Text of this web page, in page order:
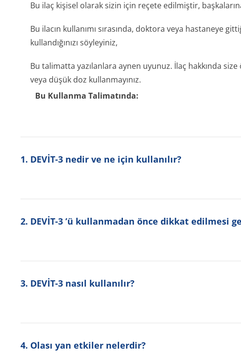
Bu ilaç kişisel olarak sizin için reçete edilmiştir,
Bu ilacın kullanımı sırasında, doktora veya hastaneye
kullandığınızı söyleyiniz,
Bu talimatta yazılanlara aynen uyunuz. İlaç hakkında
veya düşük doz kullanmayınız.
Bu Kullanma Talimatında:
1. DEVİT-3 nedir ve ne için kullanılır?
2. DEVİT-3 ’ü kullanmadan önce dikkat edilmesi
3. DEVİT-3 nasıl kullanılır?
4. Olası yan etkiler nelerdir?